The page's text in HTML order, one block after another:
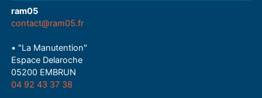
ram05
contact@ram05.fr
• "La Manutention"
Espace Delaroche
05200 EMBRUN
04 92 43 37 38